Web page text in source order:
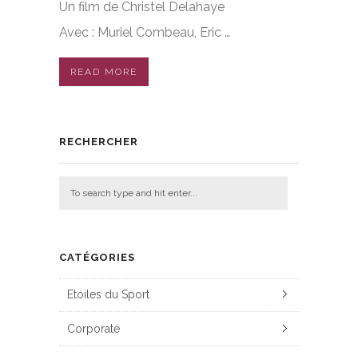
Un film de Christel Delahaye
Avec : Muriel Combeau, Eric …
READ MORE
RECHERCHER
CATÉGORIES
Etoiles du Sport
Corporate